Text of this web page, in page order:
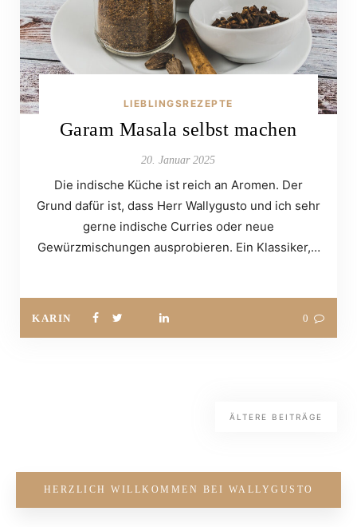
LIEBLINGSREZEPTE
Garam Masala selbst machen
20. Januar 2025
Die indische Küche ist reich an Aromen. Der
Grund dafür ist, dass Herr Wallygusto und ich sehr
gerne indische Curries oder neue
Gewürzmischungen ausprobieren. Ein Klassiker,…
KARIN 0
ÄLTERE BEITRÄGE
HERZLICH WILLKOMMEN BEI WALLYGUSTO